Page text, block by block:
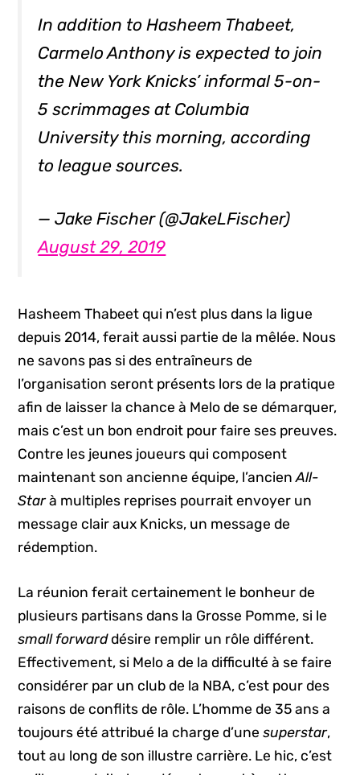
In addition to Hasheem Thabeet,
Carmelo Anthony is expected to join
the New York Knicks’ informal 5-on-
5 scrimmages at Columbia
University this morning, according
to league sources.
— Jake Fischer (@JakeLFischer)
August 29, 2019
Hasheem Thabeet qui n’est plus dans la ligue
depuis 2014, ferait aussi partie de la mêlée. Nous
ne savons pas si des entraîneurs de
l’organisation seront présents lors de la pratique
afin de laisser la chance à Melo de se démarquer,
mais c’est un bon endroit pour faire ses preuves.
Contre les jeunes joueurs qui composent
maintenant son ancienne équipe, l’ancienAll-
Starà multiples reprises pourrait envoyer un
message clair aux Knicks, un message de
rédemption.
La réunion ferait certainement le bonheur de
plusieurs partisans dans la Grosse Pomme, si le
small forwarddésire remplir un rôle différent.
Effectivement, si Melo a de la difficulté à se faire
considérer par un club de la NBA, c’est pour des
raisons de conflits de rôle. L’homme de 35 ans a
toujours été attribué la charge d’unesuperstar,
tout au long de son illustre carrière. Le hic, c’est